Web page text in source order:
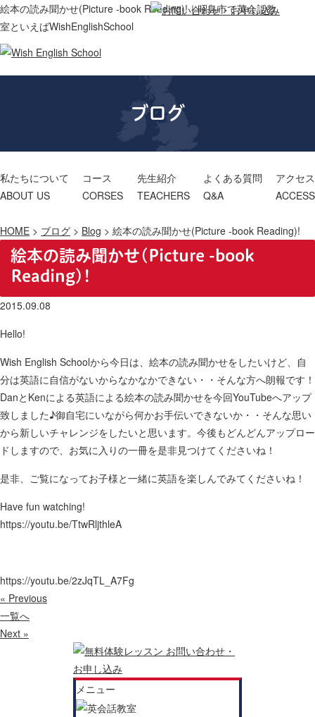
絵本の読み聞かせ(Picture -book Reading)!｜昭島市で英会話教
室といえばWishEnglishSchool
ブログ
私たちについて
ABOUT US
コース
CORSES
先生紹介
TEACHERS
よくある質問
Q&A
アクセス
ACCESS
HOME > ブログ > Blog > 絵本の読み聞かせ(Picture -book Reading)!
絵本の読み聞かせ(Picture -book
Reading)!
2015.09.08
Hello!
Wish English Schoolから今日は、絵本の読み聞かせをしたいけど、自
分は英語に自信がないからなかなかできない・・そんな方へ朗報です！
DanとKenによる英語による絵本の読み聞かせを今回YouTubeへアップ
致しました♪御自宅にいながら何かお手伝いできないか・・そんな思い
から新しいチャレンジをしたいと思います。今後もどんどんアップロー
ドしますので、お気に入りの一冊を是非見つけてくださいね！
是非、ご覧になってお子様と一緒に英語を楽しんでみてくださいね！
Have fun watching!
https://youtu.be/TtwRljthleA
https://youtu.be/2zJqTL_A7Fg
« Previous
一覧へ
Next »
メニュー